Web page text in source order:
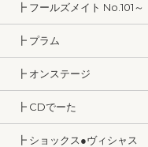
┣ フールズメイト No.101～
┣ プラム
┣ オンステージ
┣ CDでーた
┣ ショックス●ヴィシャス